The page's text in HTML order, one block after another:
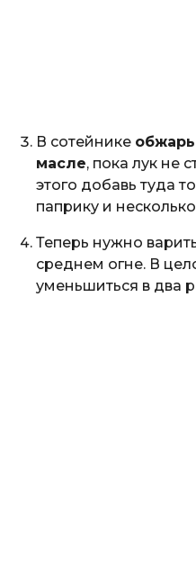
В сотейнике
масле, пока лук не
этого добавь туда
паприку и
Теперь нужно
среднем огне. В
уменьшиться в два